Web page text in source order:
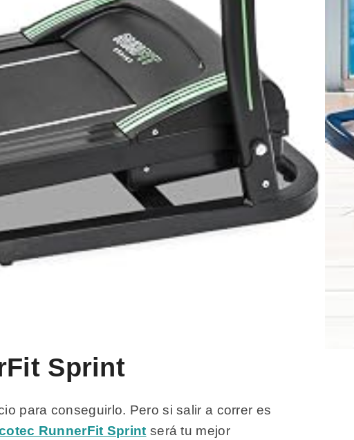
Sprint
para conseguirlo. Pero si salir a correr es
RunnerFit Sprint será tu mejor